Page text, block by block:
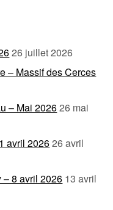
26 juillet 2026
– Massif des Cerces
– Mai 202626 mai
avril 202626 avril
– 8 avril 2026 13 avril